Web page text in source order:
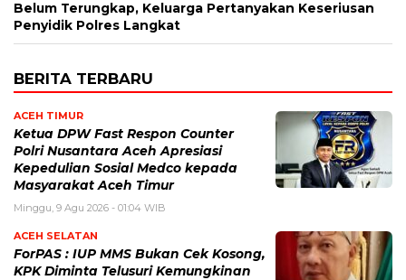
Belum Terungkap, Keluarga Pertanyakan Keseriusan
Penyidik Polres Langkat
BERITA TERBARU
ACEH TIMUR
Ketua DPW Fast Respon Counter
Polri Nusantara Aceh Apresiasi
Kepedulian Sosial Medco kepada
Masyarakat Aceh Timur
Minggu, 9 Agu 2026 - 01:04 WIB
ACEH SELATAN
ForPAS : IUP MMS Bukan Cek Kosong,
KPK Diminta Telusuri Kemungkinan